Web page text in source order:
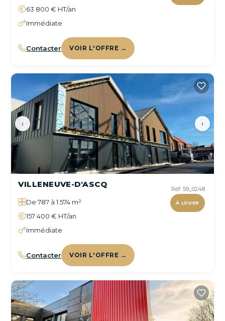
63 800 € HT/an
Immédiate
Contacter VOIR L'OFFRE →
‹ ›
Réf. 59_0248
À LOUER
VILLENEUVE-D'ASCQ
De 787 à 1 574 m²
157 400 € HT/an
Immédiate
Contacter VOIR L'OFFRE →